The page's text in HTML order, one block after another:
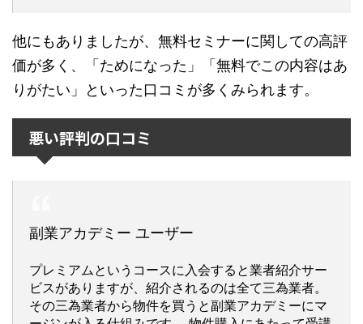
他にもありましたが、無料セミナーに関しての高評
価が多く、「ためになった」「無料でこの内容はあ
りがたい」といった口コミが多くみられます。
悪い評判の口コミ
副業アカデミー ユーザー
プレミアムというコースに入会すると業者紹介サー
ビスがありますが、紹介されるのは全て三為業者。
その三為業者から物件を買うと副業アカデミーにマ